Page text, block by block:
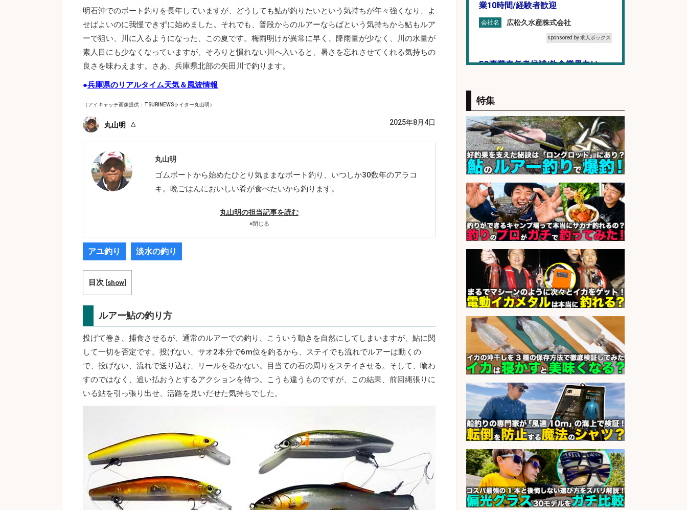
明石沖でのボート釣りを長年していますが、どうしても鮎が釣りたいという気持ちが年々強くなり、よ
せばよいのに我慢できずに始めました。それでも、普段からのルアーならばという気持ちから鮎もルア
ーで狙い、川に入るようになった、この夏です。梅雨明けが異常に早く、降雨量が少なく、川の水量が
素人目にも少なくなっていますが、そろりと慣れない川へ入いると、暑さを忘れさせてくれる気持ちの
良さを味わえます。さあ、兵庫県北部の矢田川で釣ります。
●兵庫県のリアルタイム天気＆風波情報
（アイキャッチ画像提供：TSURINEWSライター丸山明）
丸山明 2025年8月4日
丸山明
ゴムボートから始めたひとり気ままなボート釣り、いつしか30数年のアラコ
キ。晩ごはんにおいしい肴が食べたいから釣ります。
丸山明の担当記事を読む
×閉じる
アユ釣り 淡水の釣り
目次 [show]
ルアー鮎の釣り方
投げて巻き、捕食させるが、通常のルアーでの釣り、こういう動きを自然にしてしまいますが、鮎に関
して一切を否定です。投げない、サオ2本分で6m位を釣るから、ステイでも流れでルアーは動くの
で、投げない、流れで送り込む、リールを巻かない。目当ての石の周りをステイさせる。そして、喰わ
すのではなく、追い払おうとするアクションを待つ。こうも違うものですが、この結果、前回縄張りに
いる鮎を引っ張り出せ、活路を見いだせた気持ちでした。
業10時間/経験者歓迎
会社名 広松久水産株式会社
sponsored by 求人ボックス
EC事業責任者候補/飲食業界向け
会社名
sponsored by 求人ボックス
魚の調理経験が活かせる「鮮魚加
工/食品工場スタッフ」
sponsored by 求人ボックス
営業事務/釣り具メーカーでの営業
アシスタントのお仕事/残業なし/即
会社名 株式会社パソナ
sponsored by 求人ボックス
釣り好き必見「釣具の設計開
発」/DAIWA公認製品/年休117日
会社名
株式会社スポーツライフプラネ
ッツ
sponsored by 求人ボックス
「魚の養殖に関するプロジェクト 」
試験実験業務/総合メーカーでのお
仕事です
会社名
株式会社スタッフサービス エン
ジニアガイド
sponsored by 求人ボックス
スーパーでお魚をパックに詰める鮮
魚担当スタッフ/未経験OK/週払い
OK/ブランクOK/富山市
特集